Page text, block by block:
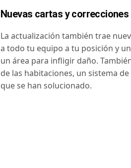
Nuevas cartas y
La actualización también trae
a todo tu equipo a tu posición y
un área para infligir daño.
de las habitaciones, un sistema
que se han solucionado.